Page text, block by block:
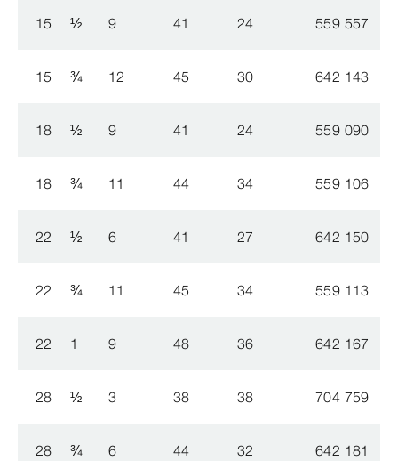
15 ½ 9 41 24 559 557
15 ¾ 12 45 30 642 143
18 ½ 9 41 24 559 090
18 ¾ 11 44 34 559 106
22 ½ 6 41 27 642 150
22 ¾ 11 45 34 559 113
22 1 9 48 36 642 167
28 ½ 3 38 38 704 759
28 ¾ 6 44 32 642 181